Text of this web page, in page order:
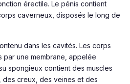
érectile. Le pénis contient
caverneux, disposés le long de
dans les cavités. Les corps
par une membrane, appelée
spongieux contient des muscles
des creux, des veines et des